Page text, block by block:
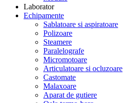
Laborator
Echipamente
Sablatoare si aspiratoare
Polizoare
Steamere
Paralelografe
Micromotoare
Articulatoare si ocluzoare
Castomate
Malaxoare
Aparat de gutiere